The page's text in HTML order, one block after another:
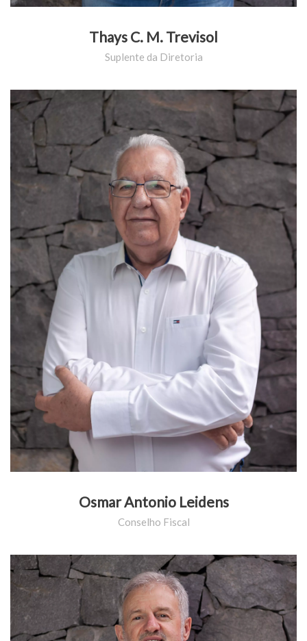
Thays C. M. Trevisol
Suplente da Diretoria
Osmar Antonio Leidens
Conselho Fiscal